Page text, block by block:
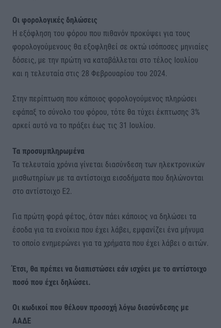
Οι φορολογικές δηλώσεις
Η εξόφληση του φόρου που πιθανόν προκύψει για τους
φορολογούμενους θα εξοφληθεί σε οκτώ ισόποσες μηνιαίες
δόσεις, με την πρώτη να καταβάλλεται στο τέλος Ιουλίου
και η τελευταία στις 28 Φεβρουαρίου του 2024.
Στην περίπτωση που κάποιος φορολογούμενος πληρώσει
εφάπαξ το σύνολο του φόρου, τότε θα τύχει έκπτωσης 3%
αρκεί αυτό να το πράξει έως τις 31 Ιουλίου.
Τα προσυμπληρωμένα
Τα τελευταία χρόνια γίνεται διασύνδεση των ηλεκτρονικών
μισθωτηρίων με τα αντίστοιχα εισοδήματα που δηλώνονται
στο αντίστοιχο Ε2.
Για πρώτη φορά φέτος, όταν πάει κάποιος να δηλώσει τα
έσοδα για τα ενοίκια που έχει λάβει, εμφανίζει ένα μήνυμα
το οποίο ενημερώνει για τα χρήματα που έχει λάβει ο αιτών.
Έτσι, θα πρέπει να διαπιστώσει εάν ισχύει με το αντίστοιχο
ποσό που έχει δηλώσει.
Oι κωδικοί που θέλουν προσοχή λόγω διασύνδεσης με
ΑΑΔΕ